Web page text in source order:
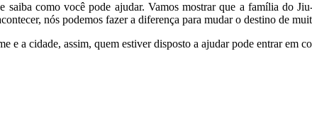
saiba como você pode ajudar. Vamos mostrar que a família do
nós podemos fazer a diferença para mudar o destino de
e a cidade, assim, quem estiver disposto a ajudar pode entrar em